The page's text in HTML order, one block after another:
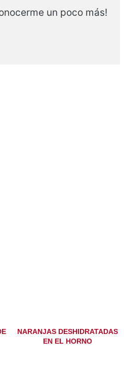
un poco más!
NARANJAS DESHIDRATADAS
EN EL HORNO